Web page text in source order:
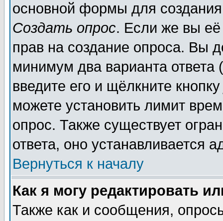
основной формы для
Создать опрос. Если же вы её
прав на создание опроса. Вы
минимум два варианта ответа
введите его и щёлкните
можете установить лимит
опрос. Также существует
ответа, оно устанавливается
Вернуться к началу
Как я могу редактировать
Также как и сообщения,